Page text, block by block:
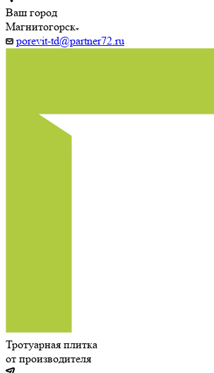
Ваш город
Магнитогорск
porevit-td@partner72.ru
Тротуарная плитка
от производителя